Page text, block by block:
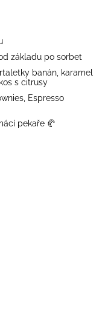
základu po sorbet
banán, karamel
s citrusy
Espresso
pekaře 🥐